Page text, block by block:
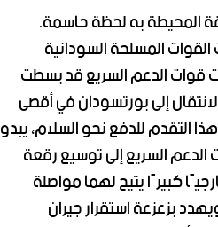
المحيطة به لحظة حاسمة.
المسلحة السودانية
قوات الدعم السريع قد بسطت
إلى بورتسودان في أقصى
التقدم للدفع نحو السلام، يبدو
السريع إلى توسيع رقعة
كبيرًا يتيح لهما مواصلة
بزعزعة استقرار جيران